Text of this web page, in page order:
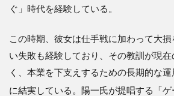
ぐ」時代を経験している 。
この時期、彼女は仕手戦に加わって大
い失敗も経験しており、その教訓が現
く、本業を下支えするための長期的な
に結実している 。陽一氏が提唱する「